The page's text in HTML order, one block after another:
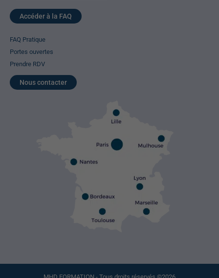
Accéder à la FAQ
FAQ Pratique
Portes ouvertes
Prendre RDV
Nous contacter